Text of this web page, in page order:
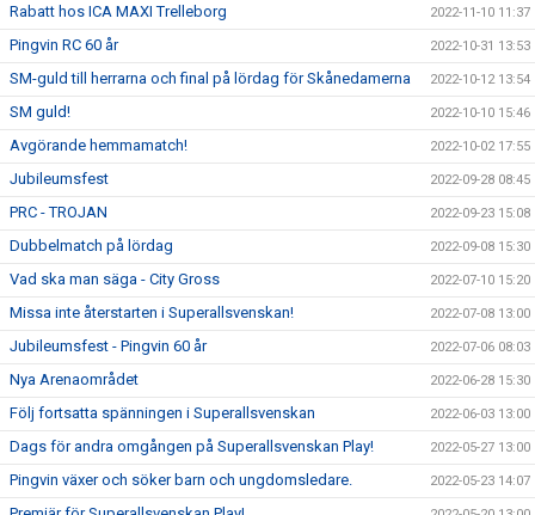
Rabatt hos ICA MAXI Trelleborg 2022-11-10 11:37
Pingvin RC 60 år 2022-10-31 13:53
SM-guld till herrarna och final på lördag för Skånedamerna 2022-10-12 13:54
SM guld! 2022-10-10 15:46
Avgörande hemmamatch! 2022-10-02 17:55
Jubileumsfest 2022-09-28 08:45
PRC - TROJAN 2022-09-23 15:08
Dubbelmatch på lördag 2022-09-08 15:30
Vad ska man säga - City Gross 2022-07-10 15:20
Missa inte återstarten i Superallsvenskan! 2022-07-08 13:00
Jubileumsfest - Pingvin 60 år 2022-07-06 08:03
Nya Arenaområdet 2022-06-28 15:30
Följ fortsatta spänningen i Superallsvenskan 2022-06-03 13:00
Dags för andra omgången på Superallsvenskan Play! 2022-05-27 13:00
Pingvin växer och söker barn och ungdomsledare. 2022-05-23 14:07